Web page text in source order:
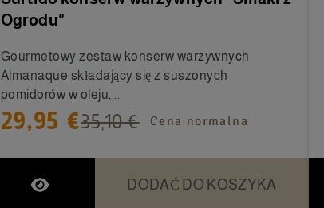
Ogrodu"
Gourmetowy zestaw konserw warzywnych
Almanaque składający się z suszonych
pomidorów w oleju,...
29,95 €35,10 € Cena normalna
DODAĆ DO KOSZYKA